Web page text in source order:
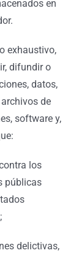
en
exhaustivo,
difundir o
datos,
de
software y,
los
públicas
delictivas,